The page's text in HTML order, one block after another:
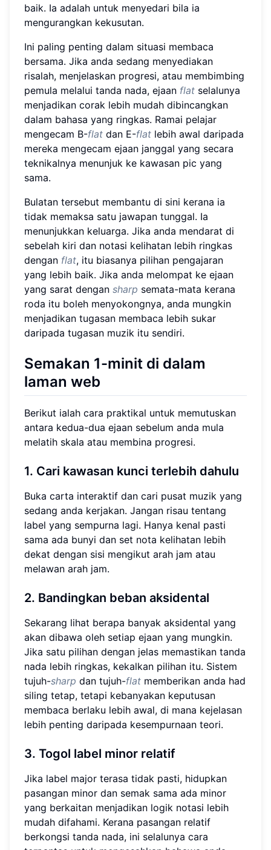
baik. Ia adalah untuk menyedari bila ia
mengurangkan kekusutan.
Ini paling penting dalam situasi membaca
bersama. Jika anda sedang menyediakan
risalah, menjelaskan progresi, atau membimbing
pemula melalui tanda nada, ejaan flat selalunya
menjadikan corak lebih mudah dibincangkan
dalam bahasa yang ringkas. Ramai pelajar
mengecam B-flat dan E-flat lebih awal daripada
mereka mengecam ejaan janggal yang secara
teknikalnya menunjuk ke kawasan pic yang
sama.
Bulatan tersebut membantu di sini kerana ia
tidak memaksa satu jawapan tunggal. Ia
menunjukkan keluarga. Jika anda mendarat di
sebelah kiri dan notasi kelihatan lebih ringkas
dengan flat, itu biasanya pilihan pengajaran
yang lebih baik. Jika anda melompat ke ejaan
yang sarat dengan sharp semata-mata kerana
roda itu boleh menyokongnya, anda mungkin
menjadikan tugasan membaca lebih sukar
daripada tugasan muzik itu sendiri.
Semakan 1-minit di dalam
laman web
Berikut ialah cara praktikal untuk memutuskan
antara kedua-dua ejaan sebelum anda mula
melatih skala atau membina progresi.
1. Cari kawasan kunci terlebih dahulu
Buka carta interaktif dan cari pusat muzik yang
sedang anda kerjakan. Jangan risau tentang
label yang sempurna lagi. Hanya kenal pasti
sama ada bunyi dan set nota kelihatan lebih
dekat dengan sisi mengikut arah jam atau
melawan arah jam.
2. Bandingkan beban aksidental
Sekarang lihat berapa banyak aksidental yang
akan dibawa oleh setiap ejaan yang mungkin.
Jika satu pilihan dengan jelas memastikan tanda
nada lebih ringkas, kekalkan pilihan itu. Sistem
tujuh-sharp dan tujuh-flat memberikan anda had
siling tetap, tetapi kebanyakan keputusan
membaca berlaku lebih awal, di mana kejelasan
lebih penting daripada kesempurnaan teori.
3. Togol label minor relatif
Jika label major terasa tidak pasti, hidupkan
pasangan minor dan semak sama ada minor
yang berkaitan menjadikan logik notasi lebih
mudah difahami. Kerana pasangan relatif
berkongsi tanda nada, ini selalunya cara